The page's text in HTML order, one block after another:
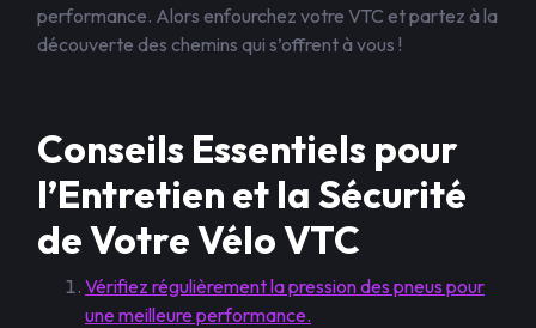
performance. Alors enfourchez votre VTC et partez à la
découverte des chemins qui s’offrent à vous !
Conseils Essentiels pour
l’Entretien et la Sécurité
de Votre Vélo VTC
Vérifiez régulièrement la pression des pneus pour
une meilleure performance.